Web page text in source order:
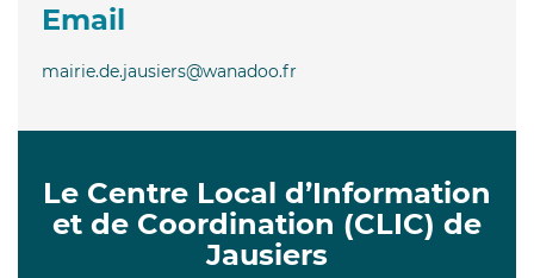
Email
mairie.de.jausiers@wanadoo.fr
Le Centre Local d’Information
et de Coordination (CLIC) de
Jausiers